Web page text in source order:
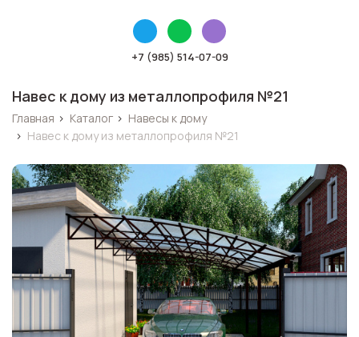
+7 (985) 514-07-09
Навес к дому из металлопрофиля №21
Главная › Каталог › Навесы к дому
› Навес к дому из металлопрофиля №21